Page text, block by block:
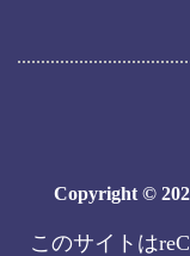
Copyright ©
このサイトは